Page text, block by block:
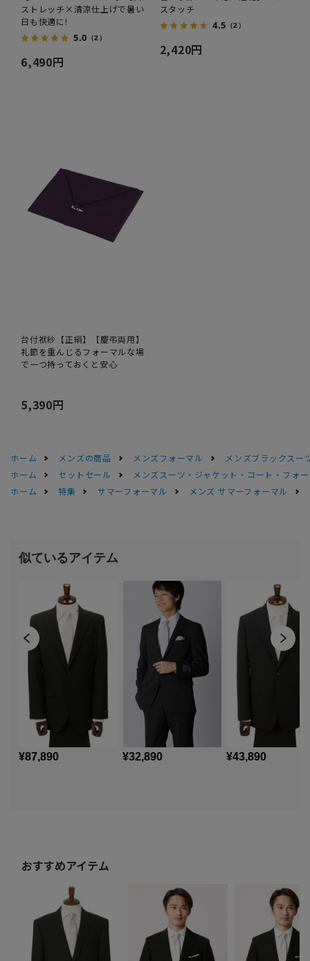
無地】
ストレッチ×清涼仕上げで暑い
日も快適に!
5.0 （2）
6,490円
スタッチ
4.5 （2）
2,420円
台付袱紗【正絹】【慶弔両用】
礼節を重んじるフォーマルな場
で一つ持っておくと安心
5,390円
ホーム メンズの商品 メンズフォーマル
メンズブラックスー
ホーム
セットセール
メンズスーツ・ジャケット・コート・フォ
ホーム
特集 サマーフォーマル メンズ サマーフォーマル